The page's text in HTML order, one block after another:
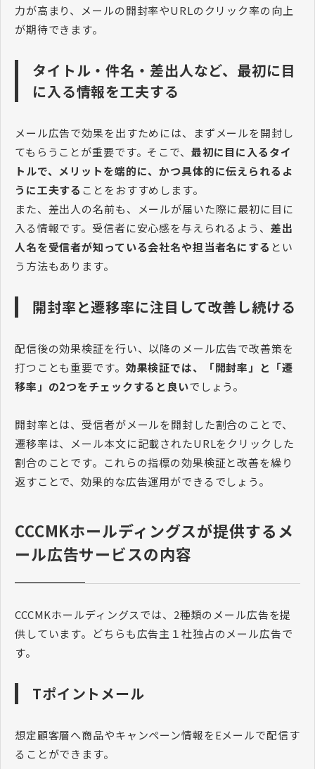
力が高まり、メールの開封率やURLのクリック率の向上
が期待できます。
タイトル・件名・差出人など、最初に目
に入る情報を工夫する
メール広告で効果を出すためには、まずメールを開封し
てもらうことが重要です。そこで、 最初に目に入るタイ
トルで、メリットを端的に、かつ具体的に伝えられるよ
うに工夫する ことをおすすめします。
また、差出人の名前も、メールが届いた際に最初に目に
入る情報です。受信者に安心感を与えられるよう、 差出
人名を受信者が知っている会社名や担当者名にする とい
う方法もあります。
開封率と遷移率に注目して改善し続ける
配信後の効果検証を行い、以降のメール広告で改善策を
打つことも重要です。 効果検証では、「開封率」と「遷
移率」の2つをチェックすると良いでしょう。
開封率とは、受信者がメールを開封した割合のことで、
遷移率は、メール本文に記載されたURLをクリックした
割合のことです。これらの指標の効果検証と改善を繰り
返すことで、効果的な広告運用ができるでしょう。
CCCMKホールディングスが提供するメ
ール広告サービスの内容
CCCMKホールディングスでは、2種類のメール広告を提
供しています。どちらも広告主１社独占のメール広告で
す。
Tポイントメール
想定顧客層へ商品やキャンペーン情報をEメールで配信す
ることができます。